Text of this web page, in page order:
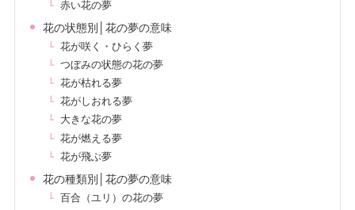
赤い花の夢
花の状態別│花の夢の意味
花が咲く・ひらく夢
つぼみの状態の花の夢
花が枯れる夢
花がしおれる夢
大きな花の夢
花が燃える夢
花が飛ぶ夢
花の種類別│花の夢の意味
百合（ユリ）の花の夢